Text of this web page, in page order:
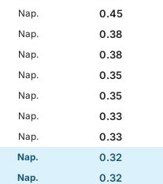
Nap.
0.45
Nap.
0.38
Nap.
0.38
Nap.
0.35
Nap.
0.35
Nap.
0.33
Nap.
0.33
Nap.
0.32
Nap.
0.32